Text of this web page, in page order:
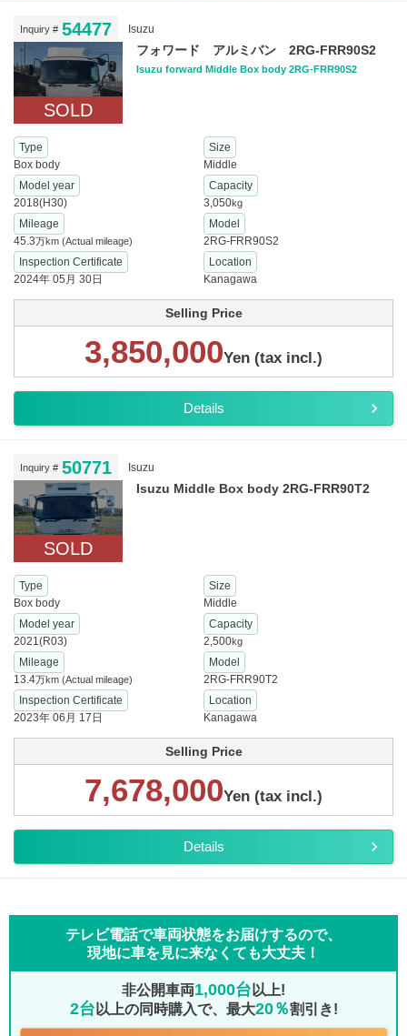
Inquiry # 54477 Isuzu
SOLD
フォワード アルミバン 2RG-FRR90S2
Isuzu forward Middle Box body 2RG-FRR90S2
Type
Box body
Size
Middle
Model year
2018(H30)
Capacity
3,050kg
Mileage
45.3万km (Actual mileage)
Model
2RG-FRR90S2
Inspection Certificate
2024年 05月 30日
Location
Kanagawa
Selling Price
3,850,000Yen (tax incl.)
Details
Inquiry # 50771 Isuzu
SOLD
Isuzu Middle Box body 2RG-FRR90T2
Type
Box body
Size
Middle
Model year
2021(R03)
Capacity
2,500kg
Mileage
13.4万km (Actual mileage)
Model
2RG-FRR90T2
Inspection Certificate
2023年 06月 17日
Location
Kanagawa
Selling Price
7,678,000Yen (tax incl.)
Details
テレビ電話で車両状態をお届けするので、
現地に車を見に来なくても大丈夫！
非公開車両1,000台 以上!
2台 以上の同時購入で、最大20％割引き!